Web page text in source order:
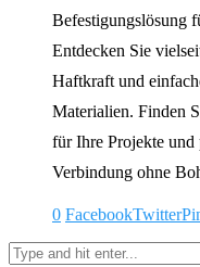
Befestigungslösung
Entdecken Sie
Haftkraft und
Materialien. Finden
für Ihre Projekte
Verbindung ohne
0 FacebookTwitter